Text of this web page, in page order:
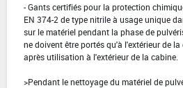
- Gants certifiés pour la protection
EN 374-2 de type nitrile à usage unique
sur le matériel pendant la phase de
ne doivent être portés qu'à l'extérieur de
après utilisation à l'extérieur de la cabine.
>Pendant le nettoyage du matériel de